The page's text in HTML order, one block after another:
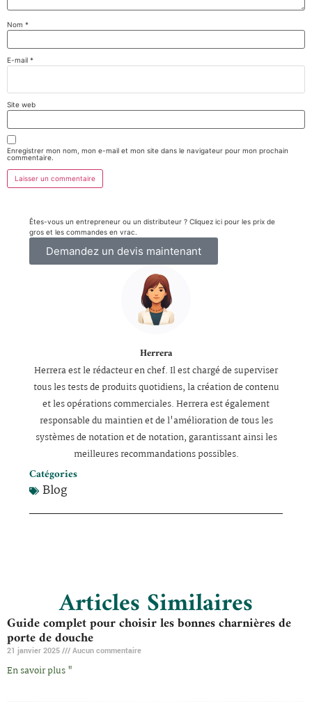
Nom *
E-mail *
Site web
Enregistrer mon nom, mon e-mail et mon site dans le navigateur pour mon prochain
commentaire.
Êtes-vous un entrepreneur ou un distributeur ? Cliquez ici pour les prix de
gros et les commandes en vrac.
Demandez un devis maintenant
Herrera
Herrera est le rédacteur en chef. Il est chargé de superviser
tous les tests de produits quotidiens, la création de contenu
et les opérations commerciales. Herrera est également
responsable du maintien et de l'amélioration de tous les
systèmes de notation et de notation, garantissant ainsi les
meilleures recommandations possibles.
Catégories
Blog
Articles Similaires
Guide complet pour choisir les bonnes charnières de
porte de douche
21 janvier 2025 Aucun commentaire
En savoir plus "